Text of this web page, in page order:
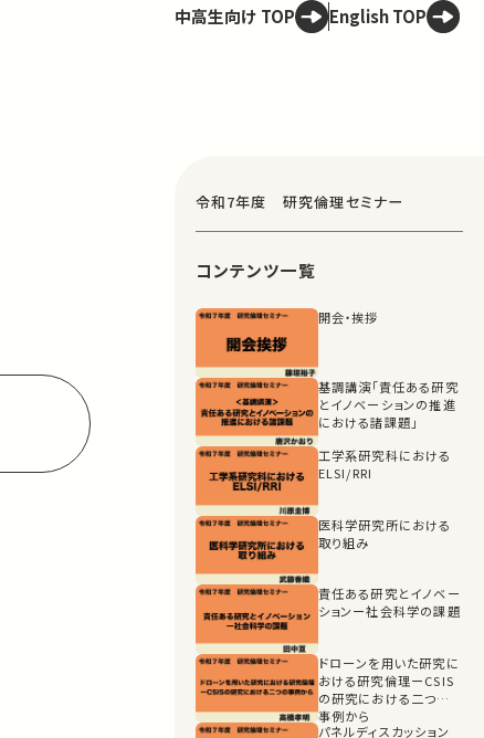
中高生向け TOP English TOP
令和7年度 研究倫理セミナー
コンテンツ一覧
開会・挨拶
基調講演「責任ある研究
とイノベーションの推進
における諸課題」
工学系研究科における
ELSI/RRI
医科学研究所における
取り組み
責任ある研究とイノベー
ションー社会科学の課題
ドローンを用いた研究に
おける研究倫理ーCSIS
の研究における二つの
事例から
パネルディスカッション